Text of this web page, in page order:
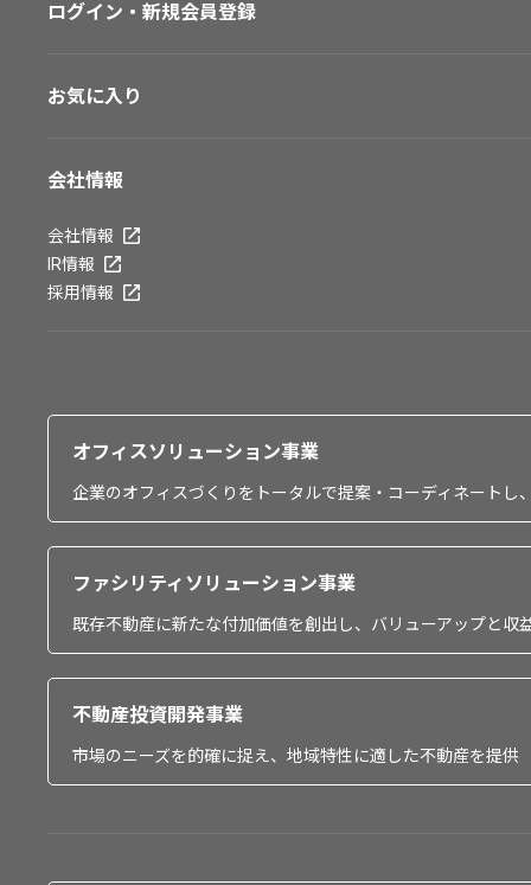
ログイン・新規会員登録
お気に入り
会社情報
会社情報
IR情報
採用情報
オフィスソリューション事業
企業のオフィスづくりをトータルで提案・コーディネート
ファシリティソリューション事業
既存不動産に新たな付加価値を創出し、バリューアップと収
不動産投資開発事業
市場のニーズを的確に捉え、地域特性に適した不動産を提供